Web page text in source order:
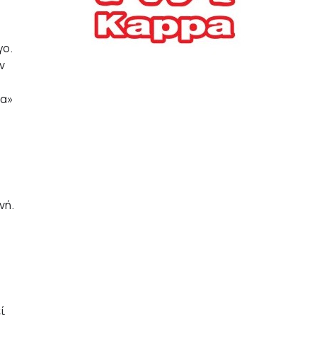
δημόσια περιουσία είναι
περιουσία όλων των